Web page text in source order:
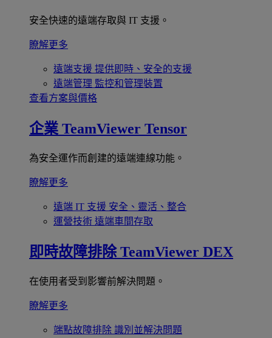
安全快速的遠端存取與 IT 支援。
瞭解更多
遠端支援 提供即時、安全的支援
遠端管理 監控和管理裝置
查看方案與價格
企業 TeamViewer Tensor
為安全運作而創建的遠端連線功能。
瞭解更多
遠端 IT 支援 安全、靈活、整合
運營技術 遠端車間存取
即時故障排除 TeamViewer DEX
在使用者受到影響前解決問題。
瞭解更多
端點故障排除 識別並解決問題